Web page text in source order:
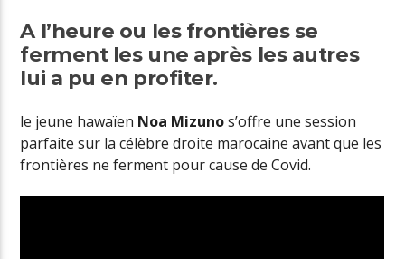
A l’heure ou les frontières se
ferment les une après les autres
lui a pu en profiter.
le jeune hawaïen Noa Mizunos’offre une session
parfaite sur la célèbre droite marocaine avant que les
frontières ne ferment pour cause de Covid.